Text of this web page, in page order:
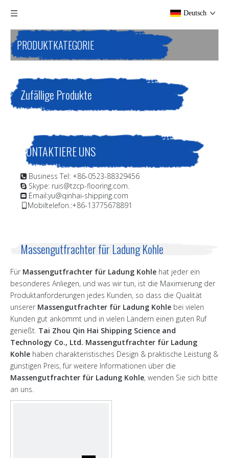
Deutsch
PRODUKTKATEGORIE
Zufällige Produkte
KONTAKTIERE UNS
 Business Tel: +86-0523-88329456
 Skype: ruis@tzcp-flooring.com.
 Email:yu@qinhai-shipping.com
Mobiltelefon.:+86-13775678891
Massengutfrachter für Ladung Kohle
Für Massengutfrachter für Ladung Kohle hat jeder ein
besonderes Anliegen, und was wir tun, ist die Maximierung der
Produktanforderungen jedes Kunden, so dass die Qualität
unserer Massengutfrachter für Ladung Kohle bei vielen
Kunden gut ankommt und in vielen Ländern einen guten Ruf
genießt. Tai Zhou Qin Hai Shipping Science and
Technology Co., Ltd. Massengutfrachter für Ladung
Kohle haben charakteristisches Design & praktische Leistung &
günstigen Preis, für weitere Informationen über die
Massengutfrachter für Ladung Kohle, wenden Sie sich bitte
an uns.